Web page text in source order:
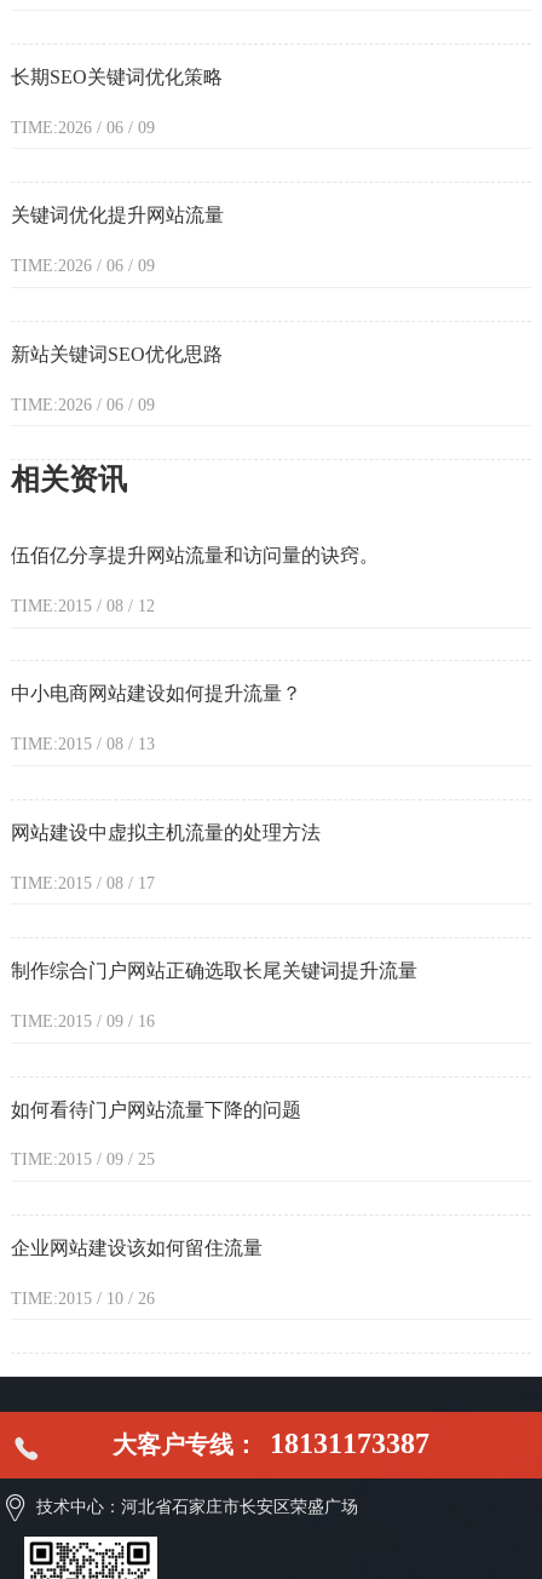
长期SEO关键词优化策略
TIME:2026 / 06 / 09
关键词优化提升网站流量
TIME:2026 / 06 / 09
新站关键词SEO优化思路
TIME:2026 / 06 / 09
相关资讯
伍佰亿分享提升网站流量和访问量的诀窍。
TIME:2015 / 08 / 12
中小电商网站建设如何提升流量？
TIME:2015 / 08 / 13
网站建设中虚拟主机流量的处理方法
TIME:2015 / 08 / 17
制作综合门户网站正确选取长尾关键词提升流量
TIME:2015 / 09 / 16
如何看待门户网站流量下降的问题
TIME:2015 / 09 / 25
企业网站建设该如何留住流量
TIME:2015 / 10 / 26
大客户专线： 18131173387
技术中心：河北省石家庄市长安区荣盛广场